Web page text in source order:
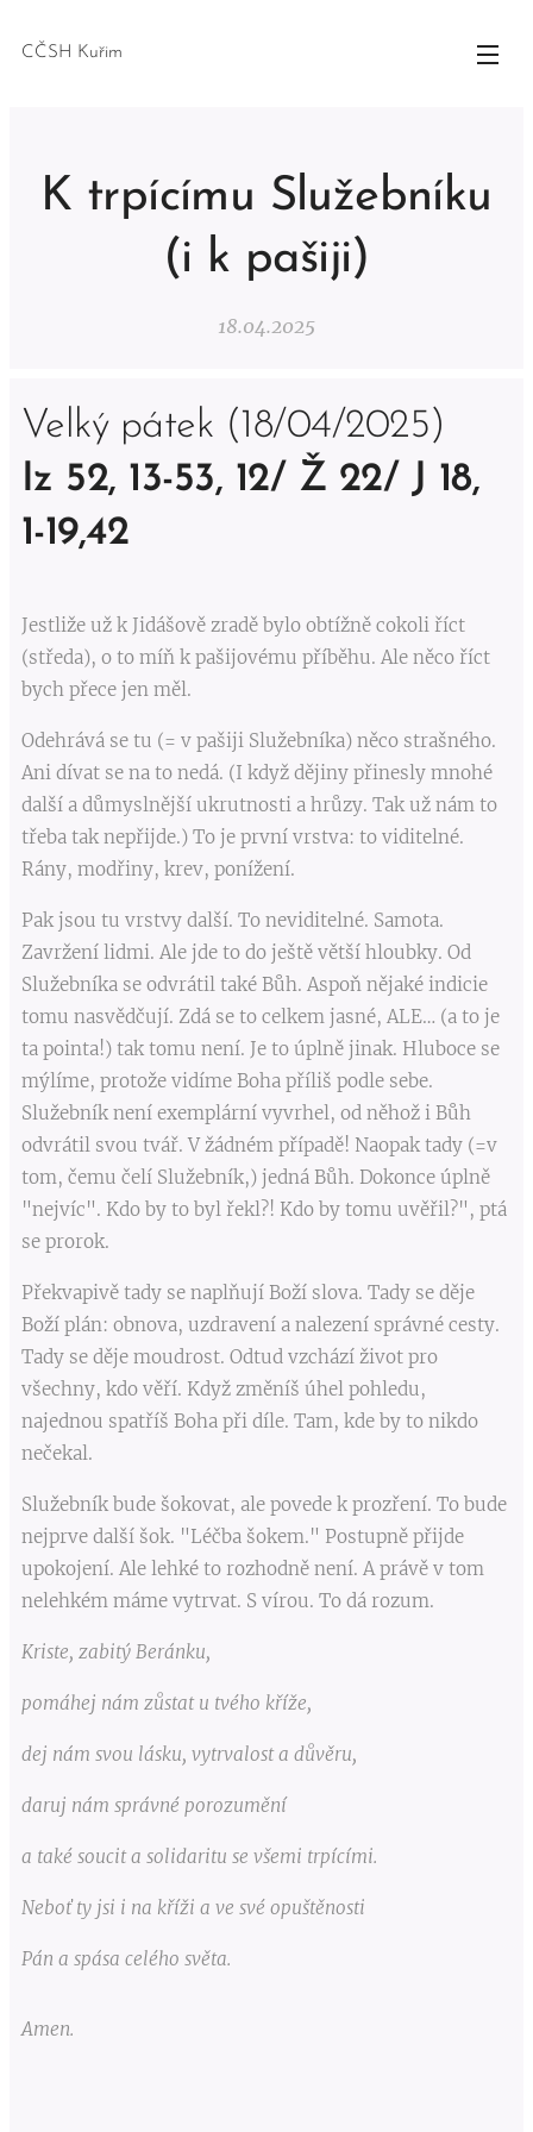
CČSH Kuřim
K trpícímu Služebníku
(i k pašiji)
18.04.2025
Velký pátek (18/04/2025)
Iz 52, 13-53, 12/ Ž 22/ J 18,
1-19,42
Jestliže už k Jidášově zradě bylo obtížně cokoli říct
(středa), o to míň k pašijovému příběhu. Ale něco říct
bych přece jen měl.
Odehrává se tu (= v pašiji Služebníka) něco strašného.
Ani dívat se na to nedá. (I když dějiny přinesly mnohé
další a důmyslnější ukrutnosti a hrůzy. Tak už nám to
třeba tak nepřijde.) To je první vrstva: to viditelné.
Rány, modřiny, krev, ponížení.
Pak jsou tu vrstvy další. To neviditelné. Samota.
Zavržení lidmi. Ale jde to do ještě větší hloubky. Od
Služebníka se odvrátil také Bůh. Aspoň nějaké indicie
tomu nasvědčují. Zdá se to celkem jasné, ALE… (a to je
ta pointa!) tak tomu není. Je to úplně jinak. Hluboce se
mýlíme, protože vidíme Boha příliš podle sebe.
Služebník není exemplární vyvrhel, od něhož i Bůh
odvrátil svou tvář. V žádném případě! Naopak tady (=v
tom, čemu čelí Služebník,) jedná Bůh. Dokonce úplně
"nejvíc". Kdo by to byl řekl?! Kdo by tomu uvěřil?", ptá
se prorok.
Překvapivě tady se naplňují Boží slova. Tady se děje
Boží plán: obnova, uzdravení a nalezení správné cesty.
Tady se děje moudrost. Odtud vzchází život pro
všechny, kdo věří. Když změníš úhel pohledu,
najednou spatříš Boha při díle. Tam, kde by to nikdo
nečekal.
Služebník bude šokovat, ale povede k prozření. To bude
nejprve další šok. "Léčba šokem." Postupně přijde
upokojení. Ale lehké to rozhodně není. A právě v tom
nelehkém máme vytrvat. S vírou. To dá rozum.
Kriste, zabitý Beránku,
pomáhej nám zůstat u tvého kříže,
dej nám svou lásku, vytrvalost a důvěru,
daruj nám správné porozumění
a také soucit a solidaritu se všemi trpícími.
Neboť ty jsi i na kříži a ve své opuštěnosti
Pán a spása celého světa.
Amen.